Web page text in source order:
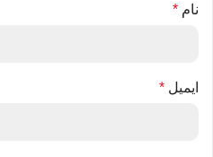
نام *
ایمیل *